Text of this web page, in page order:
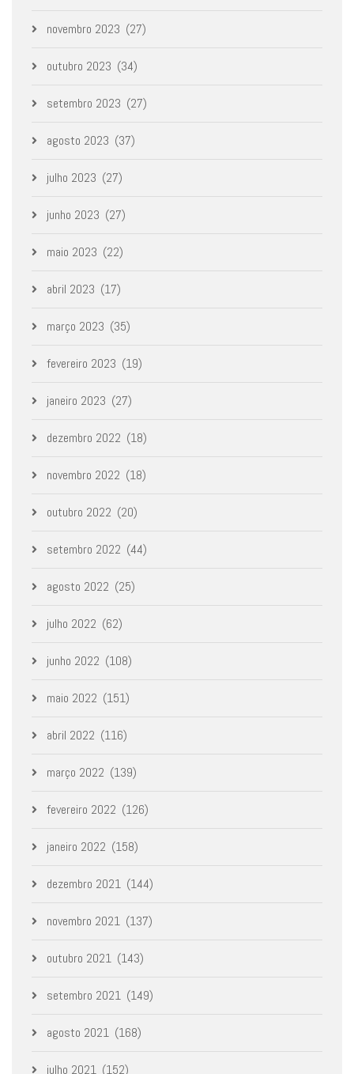
novembro 2023 (27)
outubro 2023 (34)
setembro 2023 (27)
agosto 2023 (37)
julho 2023 (27)
junho 2023 (27)
maio 2023 (22)
abril 2023 (17)
março 2023 (35)
fevereiro 2023 (19)
janeiro 2023 (27)
dezembro 2022 (18)
novembro 2022 (18)
outubro 2022 (20)
setembro 2022 (44)
agosto 2022 (25)
julho 2022 (62)
junho 2022 (108)
maio 2022 (151)
abril 2022 (116)
março 2022 (139)
fevereiro 2022 (126)
janeiro 2022 (158)
dezembro 2021 (144)
novembro 2021 (137)
outubro 2021 (143)
setembro 2021 (149)
agosto 2021 (168)
julho 2021 (152)